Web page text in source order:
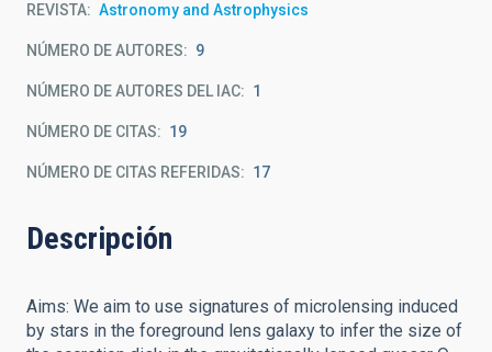
REVISTA Astronomy and Astrophysics
NÚMERO DE AUTORES 9
NÚMERO DE AUTORES DEL IAC 1
NÚMERO DE CITAS 19
NÚMERO DE CITAS REFERIDAS 17
Descripción
Aims: We aim to use signatures of microlensing induced
by stars in the foreground lens galaxy to infer the size of